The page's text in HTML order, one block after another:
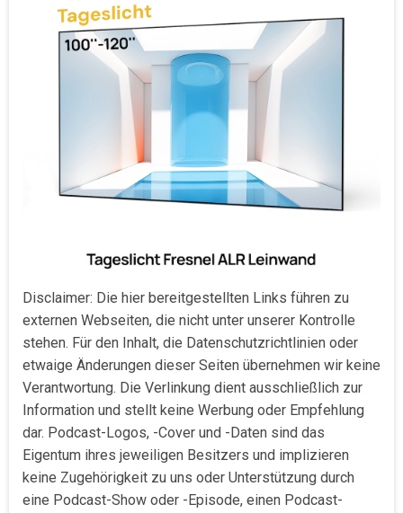
Disclaimer: Die hier bereitgestellten Links führen zu
externen Webseiten, die nicht unter unserer Kontrolle
stehen. Für den Inhalt, die Datenschutzrichtlinien oder
etwaige Änderungen dieser Seiten übernehmen wir keine
Verantwortung. Die Verlinkung dient ausschließlich zur
Information und stellt keine Werbung oder Empfehlung
dar. Podcast-Logos, -Cover und -Daten sind das
Eigentum ihres jeweiligen Besitzers und implizieren
keine Zugehörigkeit zu uns oder Unterstützung durch
eine Podcast-Show oder -Episode, einen Podcast-